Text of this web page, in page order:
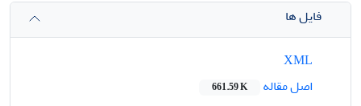
فایل ها
اصل مقاله
661.59 K